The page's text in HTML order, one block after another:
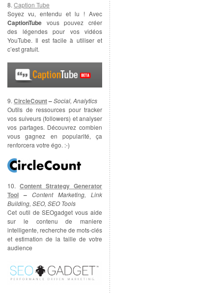
8. Caption Tube
Soyez vu, entendu et lu ! Avec
CaptionTube vous pouvez créer
des légendes pour vos vidéos
YouTube. Il est facile à utiliser et
c’est gratuit.
9. CircleCount–Social, Analytics
Outils de ressources pour tracker
vos suiveurs (followers) et analyser
vos partages. Découvrez combien
vous gagnez en popularité, ça
renforcera votre égo. :-)
10. Content Strategy Generator
Tool – Content Marketing, Link
Building, SEO, SEO Tools
Cet outil de SEOgadget vous aide
sur le contenu de maniere
intelligente, recherche de mots-clés
et estimation de la taille de votre
audience